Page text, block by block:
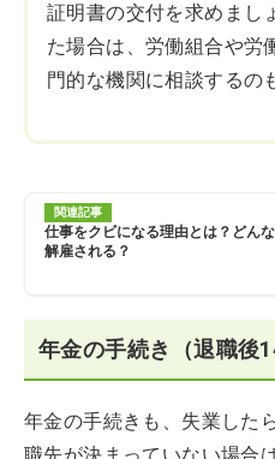
証明書の交付を求めまし
た場合は、労働組合や労
門的な機関に相談するの
関連記事
仕事をクビになる理由とは？どん
解雇される？
年金の手続き（退職後
年金の手続きも、失業した